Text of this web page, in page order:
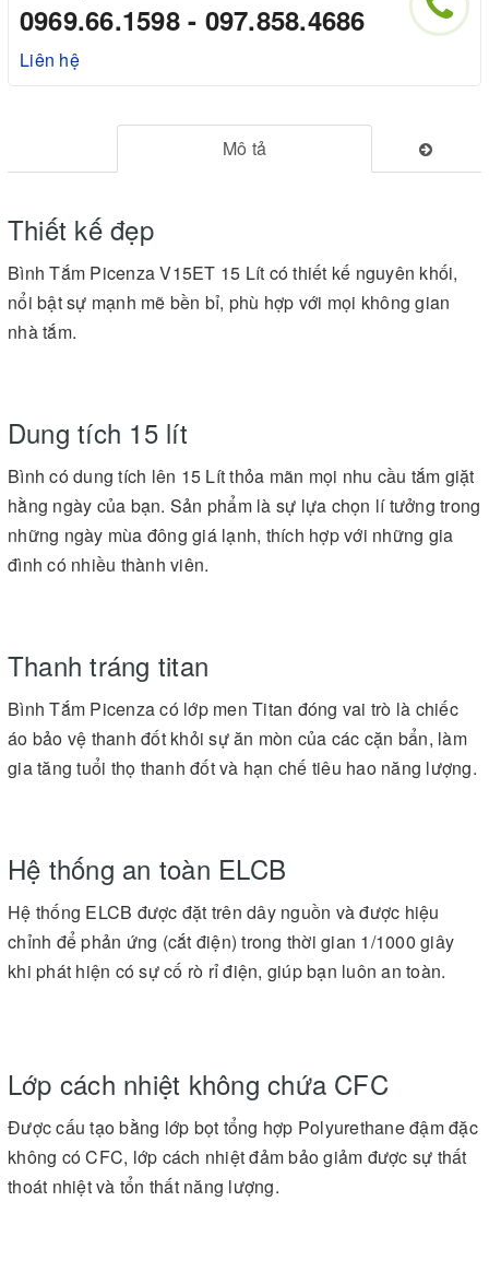
0969.66.1598 - 097.858.4686
Liên hệ
Mô tả
Thiết kế đẹp
Bình Tắm Picenza V15ET 15 Lít có thiết kế nguyên khối,
nổi bật sự mạnh mẽ bền bỉ, phù hợp với mọi không gian
nhà tắm.
Dung tích 15 lít
Bình có dung tích lên 15 Lít thỏa mãn mọi nhu cầu tắm giặt
hằng ngày của bạn. Sản phẩm là sự lựa chọn lí tưởng trong
những ngày mùa đông giá lạnh, thích hợp với những gia
đình có nhiều thành viên.
Thanh tráng titan
Bình Tắm Picenza có lớp men Titan đóng vai trò là chiếc
áo bảo vệ thanh đốt khỏi sự ăn mòn của các cặn bẩn, làm
gia tăng tuổi thọ thanh đốt và hạn chế tiêu hao năng lượng.
Hệ thống an toàn ELCB
Hệ thống ELCB được đặt trên dây nguồn và được hiệu
chỉnh để phản ứng (cắt điện) trong thời gian 1/1000 giây
khi phát hiện có sự cố rò rỉ điện, giúp bạn luôn an toàn.
Lớp cách nhiệt không chứa CFC
Được cấu tạo bằng lớp bọt tổng hợp Polyurethane đậm đặc
không có CFC, lớp cách nhiệt đảm bảo giảm được sự thất
thoát nhiệt và tổn thất năng lượng.